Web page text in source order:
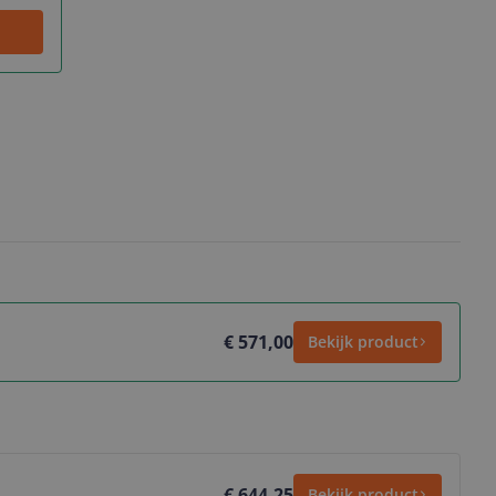
€ 571,00 Bekijk product